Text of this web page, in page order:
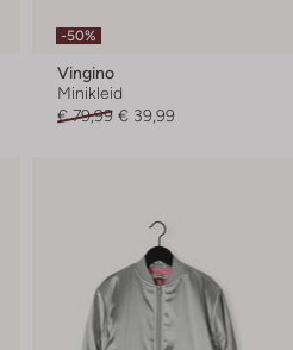
-50%
Vingino
Minikleid
€ 79,99 € 39,99